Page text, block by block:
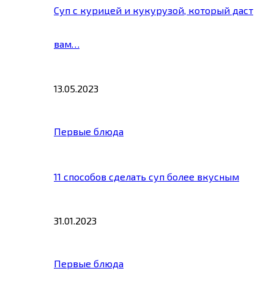
Суп с курицей и кукурузой, который даст
вам…
13.05.2023
Первые блюда
11 способов сделать суп более вкусным
31.01.2023
Первые блюда